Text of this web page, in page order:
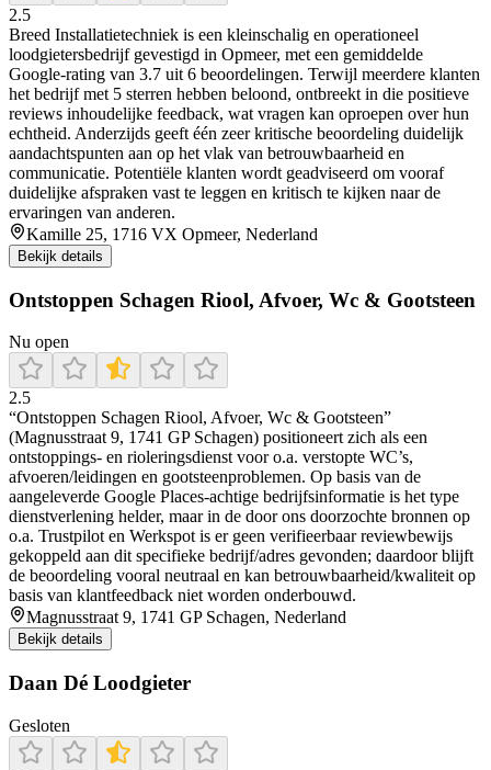
2.5
Breed Installatietechniek is een kleinschalig en operationeel
loodgietersbedrijf gevestigd in Opmeer, met een gemiddelde
Google‑rating van 3.7 uit 6 beoordelingen. Terwijl meerdere klanten
het bedrijf met 5 sterren hebben beloond, ontbreekt in die positieve
reviews inhoudelijke feedback, wat vragen kan oproepen over hun
echtheid. Anderzijds geeft één zeer kritische beoordeling duidelijk
aandachtspunten aan op het vlak van betrouwbaarheid en
communicatie. Potentiële klanten wordt geadviseerd om vooraf
duidelijke afspraken vast te leggen en kritisch te kijken naar de
ervaringen van anderen.
Kamille 25, 1716 VX Opmeer, Nederland
Bekijk details
Ontstoppen Schagen Riool, Afvoer, Wc & Gootsteen
Nu open
2.5
“Ontstoppen Schagen Riool, Afvoer, Wc & Gootsteen”
(Magnusstraat 9, 1741 GP Schagen) positioneert zich als een
ontstoppings- en rioleringsdienst voor o.a. verstopte WC’s,
afvoeren/leidingen en gootsteenproblemen. Op basis van de
aangeleverde Google Places-achtige bedrijfsinformatie is het type
dienstverlening helder, maar in de door ons doorzochte bronnen op
o.a. Trustpilot en Werkspot is er geen verifieerbaar reviewbewijs
gekoppeld aan dit specifieke bedrijf/adres gevonden; daardoor blijft
de beoordeling vooral neutraal en kan betrouwbaarheid/kwaliteit op
basis van klantfeedback niet worden onderbouwd.
Magnusstraat 9, 1741 GP Schagen, Nederland
Bekijk details
Daan Dé Loodgieter
Gesloten